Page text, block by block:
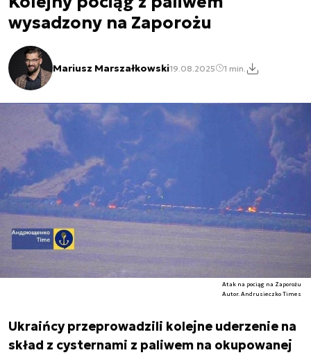
wysadzony na Zaporożu
Mariusz Marszałkowski19.08.2025 1 min.
Atak na pociąg na Zaporożu
Autor. Andrusieczko Times
Ukraińcy przeprowadzili kolejne uderzenie na
skład z cysternami z paliwem na okupowanej